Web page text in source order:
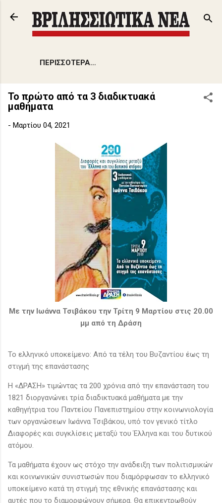
Μετάβαση στο κύριο περιεχόμενο
ΠΕΡΙΣΣΌΤΕΡΑ…
Το πρώτο από τα 3 διαδικτυακά
μαθήματα
- Μαρτίου 04, 2021
Με την Ιωάννα Τσιβάκου την Τρίτη 9 Μαρτίου στις 20.00
μμ από τη Δράση
Το ελληνικό υποκείμενο: Από τα τέλη του Βυζαντίου έως τη
στιγμή της επανάστασης
Η «ΔΡΑΣΗ» τιμώντας τα 200 χρόνια από την επανάσταση του
1821 διοργανώνει τρία διαδικτυακά μαθήματα με την
καθηγήτρια του Παντείου Πανεπιστημίου στην κοινωνιολογία
των οργανώσεων Ιωάννα Τσιβάκου, υπό τον γενικό τίτλο
Διαφορές και συγκλίσεις μεταξύ του Έλληνα και του δυτικού
ατόμου.
Τα μαθήματα έχουν ως στόχο την ανάδειξη των πολιτισμικών
και κοινωνικών συνιστωσών που διαμόρφωσαν το ελληνικό
υποκείμενο κατά τη στιγμή της εθνικής επανάστασης και
αυτές που το διαμορφώνουν σήμερα. Θα επικεντρωθούν